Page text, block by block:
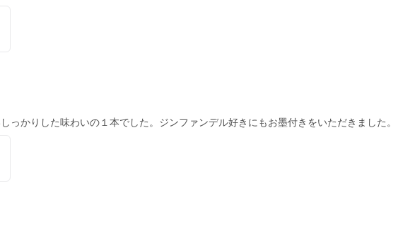
っかりした味わいの１本でした。ジンファンデル好きにもお墨付きをいただきました。